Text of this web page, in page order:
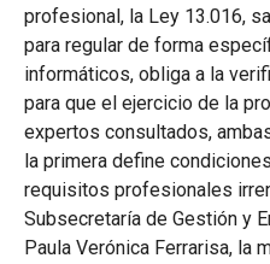
profesional, la Ley 13.016,
para regular de forma
informáticos, obliga a la
para que el ejercicio de la
expertos consultados,
la primera define
requisitos profesionales
Subsecretaría de Gestión y
Paula Verónica Ferrarisa, la